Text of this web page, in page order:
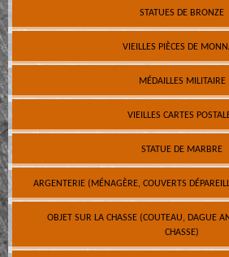
STATUES DE BRONZE
VIEILLES PIÈCES DE
MÉDAILLES MILITAIRE
VIEILLES CARTES
STATUE DE MARBRE
ARGENTERIE (MÉNAGÈRE, COUVERTS
OBJET SUR LA CHASSE (COUTEAU, DAGUE
CHASSE)